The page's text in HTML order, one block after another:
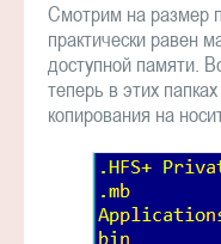
Смотрим на размер
практически равен
доступной памяти.
теперь в этих
копирования на